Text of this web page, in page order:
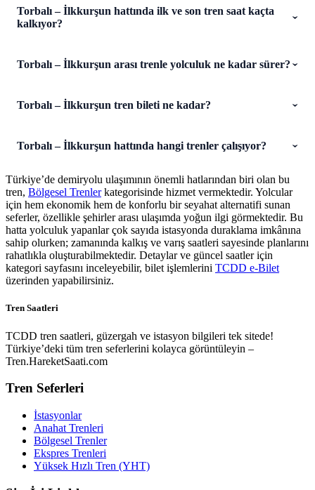
Torbalı – İlkkurşun hattında ilk ve son tren saat kaçta
kalkıyor?
Torbalı – İlkkurşun arası trenle yolculuk ne kadar sürer?
Torbalı – İlkkurşun tren bileti ne kadar?
Torbalı – İlkkurşun hattında hangi trenler çalışıyor?
Türkiye’de demiryolu ulaşımının önemli hatlarından biri olan bu
tren, Bölgesel Trenlerkategorisinde hizmet vermektedir. Yolcular
için hem ekonomik hem de konforlu bir seyahat alternatifi sunan
seferler, özellikle şehirler arası ulaşımda yoğun ilgi görmektedir. Bu
hatta yolculuk yapanlar çok sayıda istasyonda duraklama imkânına
sahip olurken; zamanında kalkış ve varış saatleri sayesinde planlarını
rahatlıkla oluşturabilmektedir. Detaylar ve güncel saatler için
kategori sayfasını inceleyebilir, bilet işlemlerini TCDD e-Bilet
üzerinden yapabilirsiniz.
Tren Saatleri
TCDD tren saatleri, güzergah ve istasyon bilgileri tek sitede!
Türkiye’deki tüm tren seferlerini kolayca görüntüleyin –
Tren.HareketSaati.com
Tren Seferleri
İstasyonlar
Anahat Trenleri
Bölgesel Trenler
Ekspres Trenleri
Yüksek Hızlı Tren (YHT)